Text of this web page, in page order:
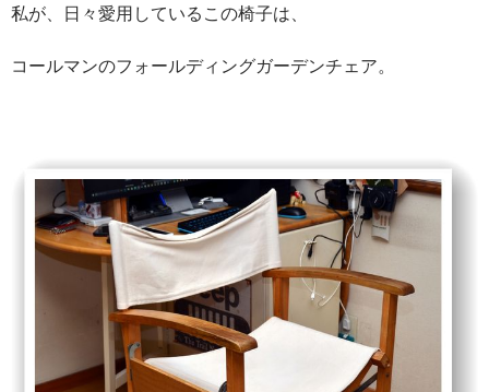
私が、日々愛用しているこの椅子は、
コールマンのフォールディングガーデンチェア。